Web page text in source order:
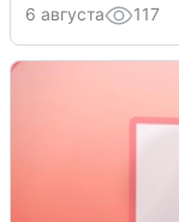
6 августа 117